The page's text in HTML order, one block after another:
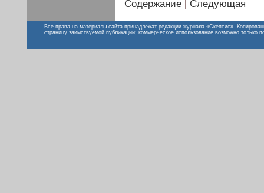
Содержание Следующая
Все права на материалы сайта принадлежат редакции журнала «Скепсис».
страницу заимствуемой публикации; коммерческое использование возможно только